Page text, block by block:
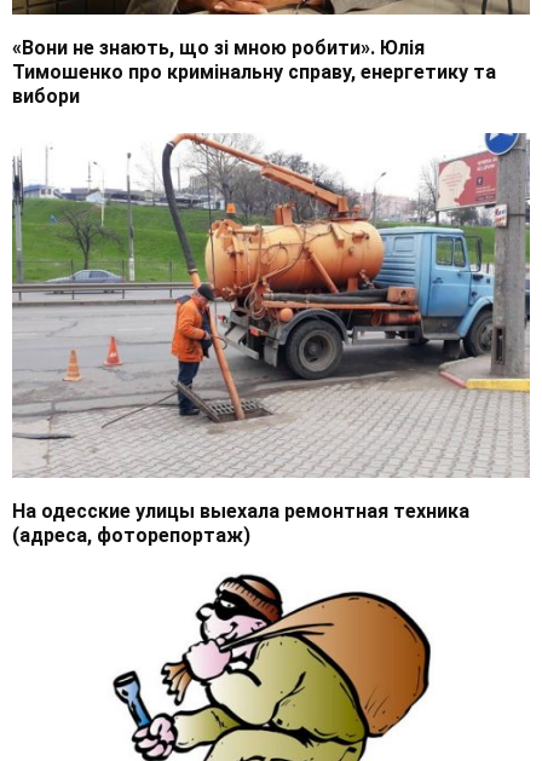
«Вони не знають, що зі мною робити». Юлія
Тимошенко про кримінальну справу, енергетику та
вибори
На одесские улицы выехала ремонтная техника
(адреса, фоторепортаж)